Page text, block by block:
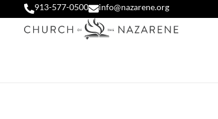
913-577-0500 info@nazarene.org